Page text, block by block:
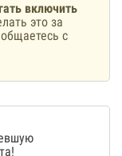
включить
это за
с